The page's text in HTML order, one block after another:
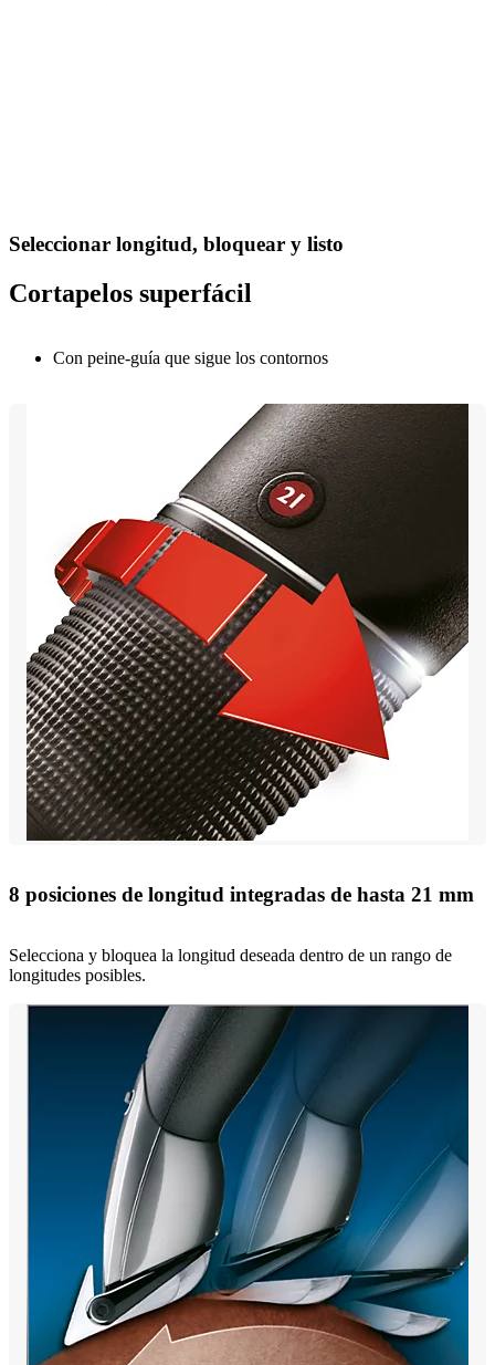
Seleccionar longitud, bloquear y listo
Cortapelos superfácil
Con peine-guía que sigue los contornos
8 posiciones de longitud integradas de hasta 21 mm
Selecciona y bloquea la longitud deseada dentro de un rango de
longitudes posibles.